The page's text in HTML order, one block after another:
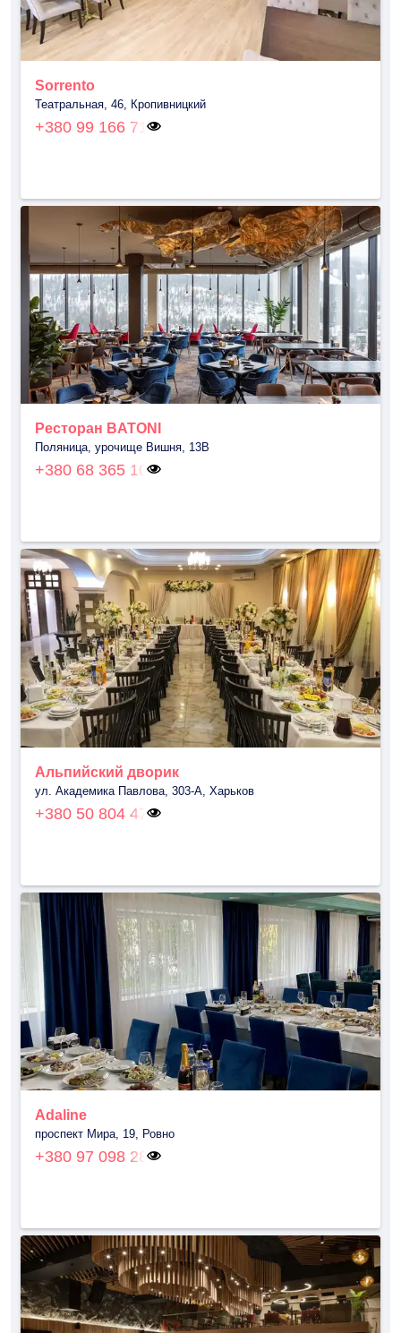
Sorrento
Театральная, 46, Кропивницкий
+380 99 166 71
Ресторан BATONI
Поляница, урочище Вишня, 13В
+380 68 365 10
Альпийский дворик
ул. Академика Павлова, 303-А, Харьков
+380 50 804 47
Adaline
проспект Мира, 19, Ровно
+380 97 098 28